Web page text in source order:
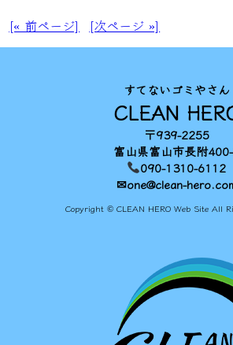
[« 前ページ] [次ページ »]
すてないゴミやさん
CLEAN
〒939-2255
富山県富山市長附
090-1310-6112
✉one@clean-
Copyright © CLEAN HERO Web Site All